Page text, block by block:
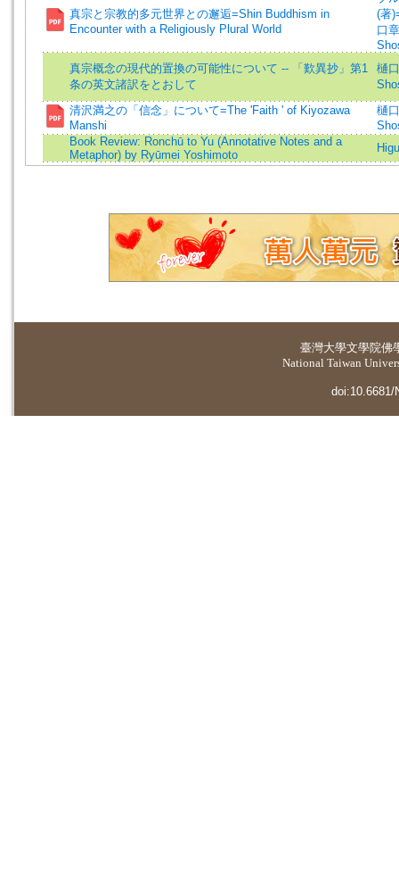
真宗と宗教的多元世界との邂逅=Shin Buddhism in
Encounter with a Religiously Plural World
(著
口
真宗概念の現代的置換の可能性について -- 「歎異抄」第1
条の英文諸訳をとおして
樋
清沢満之の「信念」について=The 'Faith ' of Kiyozawa
Manshi
樋
Book Review: Ronchū to Yu (Annotative Notes and a
Metaphor) by Ryūmei Yoshimoto
臺灣大學文學院佛
National Taiwan
doi:10.6681/